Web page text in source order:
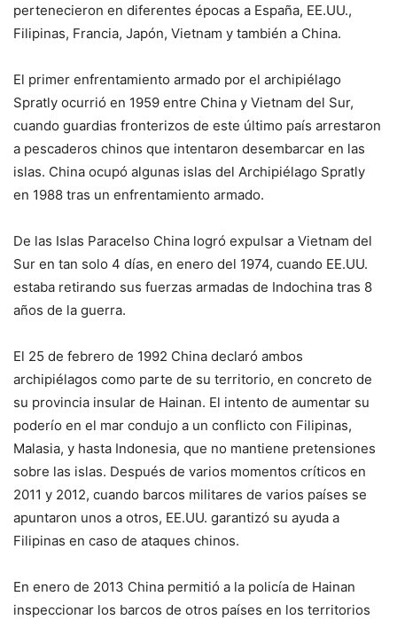
pertenecieron en diferentes épocas a España, EE.UU.,
Filipinas, Francia, Japón, Vietnam y también a China.
El primer enfrentamiento armado por el archipiélago
Spratly ocurrió en 1959 entre China y Vietnam del Sur,
cuando guardias fronterizos de este último país arrestaron
a pescaderos chinos que intentaron desembarcar en las
islas. China ocupó algunas islas del Archipiélago Spratly
en 1988 tras un enfrentamiento armado.
De las Islas Paracelso China logró expulsar a Vietnam del
Sur en tan solo 4 días, en enero del 1974, cuando EE.UU.
estaba retirando sus fuerzas armadas de Indochina tras 8
años de la guerra.
El 25 de febrero de 1992 China declaró ambos
archipiélagos como parte de su territorio, en concreto de
su provincia insular de Hainan. El intento de aumentar su
poderío en el mar condujo a un conflicto con Filipinas,
Malasia, y hasta Indonesia, que no mantiene pretensiones
sobre las islas. Después de varios momentos críticos en
2011 y 2012, cuando barcos militares de varios países se
apuntaron unos a otros, EE.UU. garantizó su ayuda a
Filipinas en caso de ataques chinos.
En enero de 2013 China permitió a la policía de Hainan
inspeccionar los barcos de otros países en los territorios